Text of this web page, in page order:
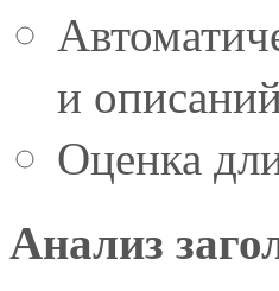
и
Оценка
Анализ